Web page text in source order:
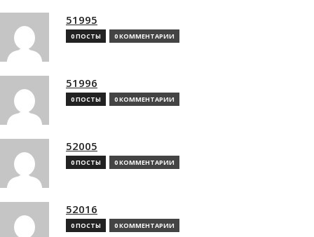
51995
0 ПОСТЫ 0 КОММЕНТАРИИ
51996
0 ПОСТЫ 0 КОММЕНТАРИИ
52005
0 ПОСТЫ 0 КОММЕНТАРИИ
52016
0 ПОСТЫ 0 КОММЕНТАРИИ